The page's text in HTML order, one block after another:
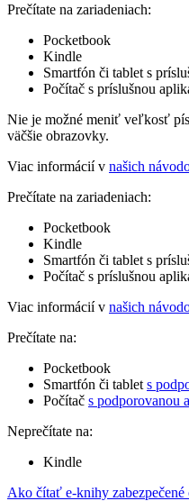
Prečítate na zariadeniach:
Pocketbook
Kindle
Smartfón či tablet s
Počítač s príslušnou
Nie je možné meniť veľkosť
väčšie obrazovky.
Viac informácií v našich
Prečítate na zariadeniach:
Pocketbook
Kindle
Smartfón či tablet s
Počítač s príslušnou
Viac informácií v našich
Prečítate na:
Pocketbook
Smartfón či tablet s
Počítač s podporovanou
Neprečítate na:
Kindle
Ako čítať e-knihy